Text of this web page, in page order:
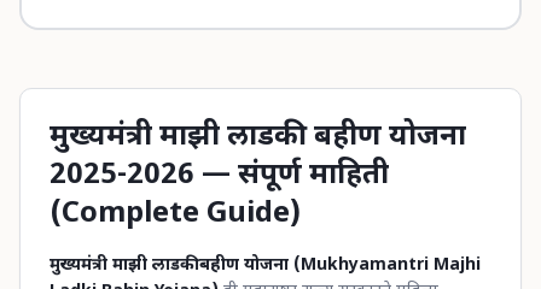
मुख्यमंत्री माझी लाडकी बहीण योजना
2025-2026 — संपूर्ण माहिती
(Complete Guide)
मुख्यमंत्री माझी लाडकी बहीण योजना (Mukhyamantri Majhi